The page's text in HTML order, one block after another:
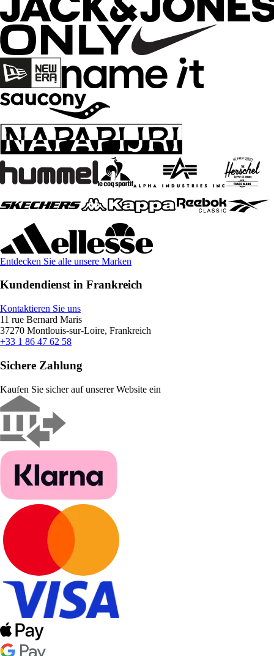
Entdecken Sie alle unsere Marken
Kundendienst in Frankreich
Kontaktieren Sie uns
11 rue Bernard Maris
37270 Montlouis-sur-Loire, Frankreich
+33 1 86 47 62 58
Sichere Zahlung
Kaufen Sie sicher auf unserer Website ein